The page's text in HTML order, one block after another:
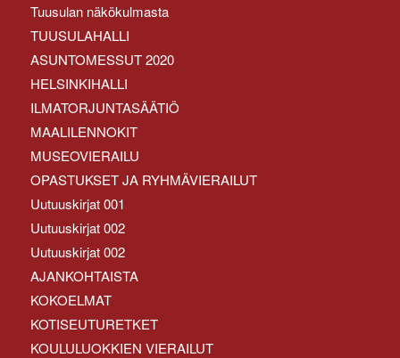
Tuusulan näkökulmasta
TUUSULAHALLI
ASUNTOMESSUT 2020
HELSINKIHALLI
ILMATORJUNTASÄÄTIÖ
MAALILENNOKIT
MUSEOVIERAILU
OPASTUKSET JA RYHMÄVIERAILUT
Uutuuskirjat 001
Uutuuskirjat 002
Uutuuskirjat 002
AJANKOHTAISTA
KOKOELMAT
KOTISEUTURETKET
KOULULUOKKIEN VIERAILUT